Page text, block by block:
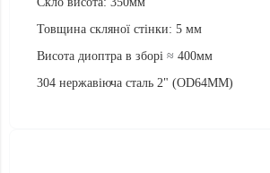
Товщина скляної стінки: 5 мм
Висота диоптра в зборі ≈ 400мм
304 нержавіюча сталь 2" (OD64MM)